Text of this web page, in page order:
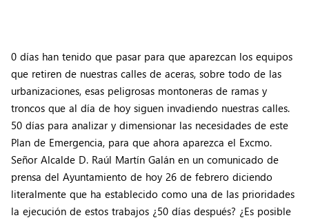
0 días han tenido que pasar para que aparezcan los equipos
que retiren de nuestras calles de aceras, sobre todo de las
urbanizaciones, esas peligrosas montoneras de ramas y
troncos que al día de hoy siguen invadiendo nuestras calles.
50 días para analizar y dimensionar las necesidades de este
Plan de Emergencia, para que ahora aparezca el Excmo.
Señor Alcalde D. Raúl Martín Galán en un comunicado de
prensa del Ayuntamiento de hoy 26 de febrero diciendo
literalmente que ha establecido como una de las prioridades
la ejecución de estos trabajos ¿50 días después? ¿Es posible